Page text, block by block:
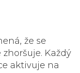
že se
zhoršuje. Každý
aktivuje na